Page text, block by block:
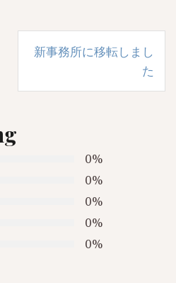
新事務所に移転しまし
た
0%
0%
0%
0%
0%